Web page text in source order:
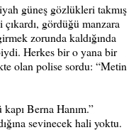
güneş gözlükleri takmış
gördüğü manzara
zorunda kaldığında
Herkes bir o yana bir
olan polise sordu: “Metin
Berna Hanım.”
sevinecek hali yoktu.